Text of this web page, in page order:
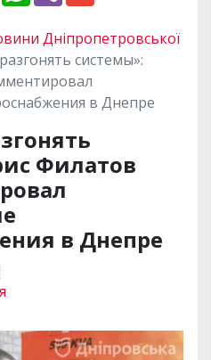
r
a
a
s
A
p
p
b
r l
Дніпропетровської
системы»:
в Днепре
Филатов
в Днепре